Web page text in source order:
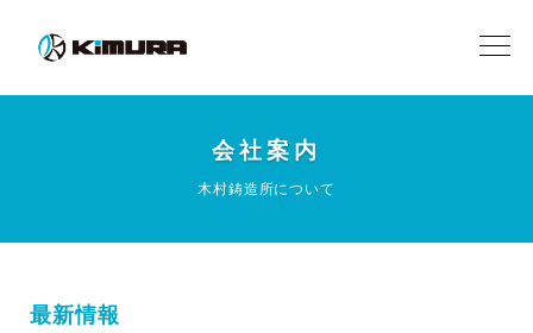
会社案内
木村鋳造所について
最新情報